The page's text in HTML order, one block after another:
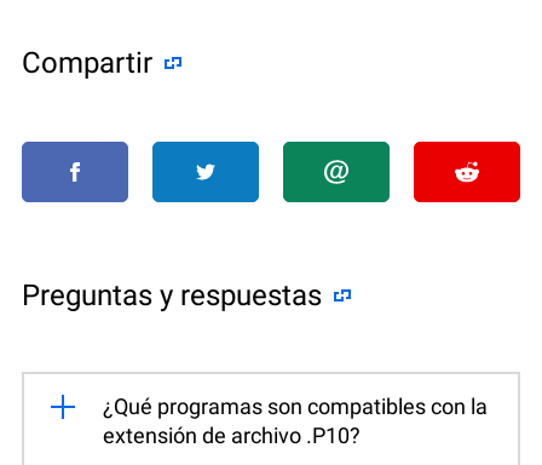
Compartir
Preguntas y respuestas
¿Qué programas son compatibles con la
extensión de archivo .P10?